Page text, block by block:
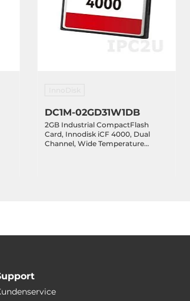
DC1M-02GD31W1DB
2GB Industrial CompactFlash
Card, Innodisk iCF 4000, Dual
Channel, Wide Temperature